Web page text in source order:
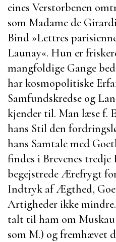
eines Verstorbenen
som Madame de
Bind »Lettres
Launay«. Hun er
mangfoldige Gange
har kosmopolitiske
Samfundskredse og
kjender til. Man læse f.
hans Stil den
hans Samtale med
findes i Brevenes tredje
begejstrede Ærefrygt
Indtryk af Ægthed,
Artigheder ikke mindre.
talt til ham om Muskau
som M.) og fremhævet